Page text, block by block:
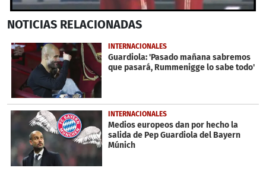
seconds
34
seconds
NOTICIAS RELACIONADAS
INTERNACIONALES
Guardiola: 'Pasado mañana sabremos
que pasará, Rummenigge lo sabe todo'
INTERNACIONALES
Medios europeos dan por hecho la
salida de Pep Guardiola del Bayern
Múnich